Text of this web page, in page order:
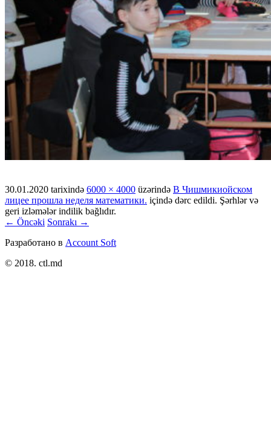
30.01.2020 tarixində 6000 × 4000 üzərində В Чишмикиойском
лицее прошла неделя математики. içində dərc edildi. Şərhlər və
geri izləmələr indilik bağlıdır.
← Öncəki Sonrakı →
Разработано в Account Soft
© 2018. ctl.md